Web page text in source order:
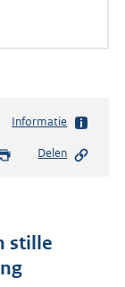
Informatie
Delen
stille